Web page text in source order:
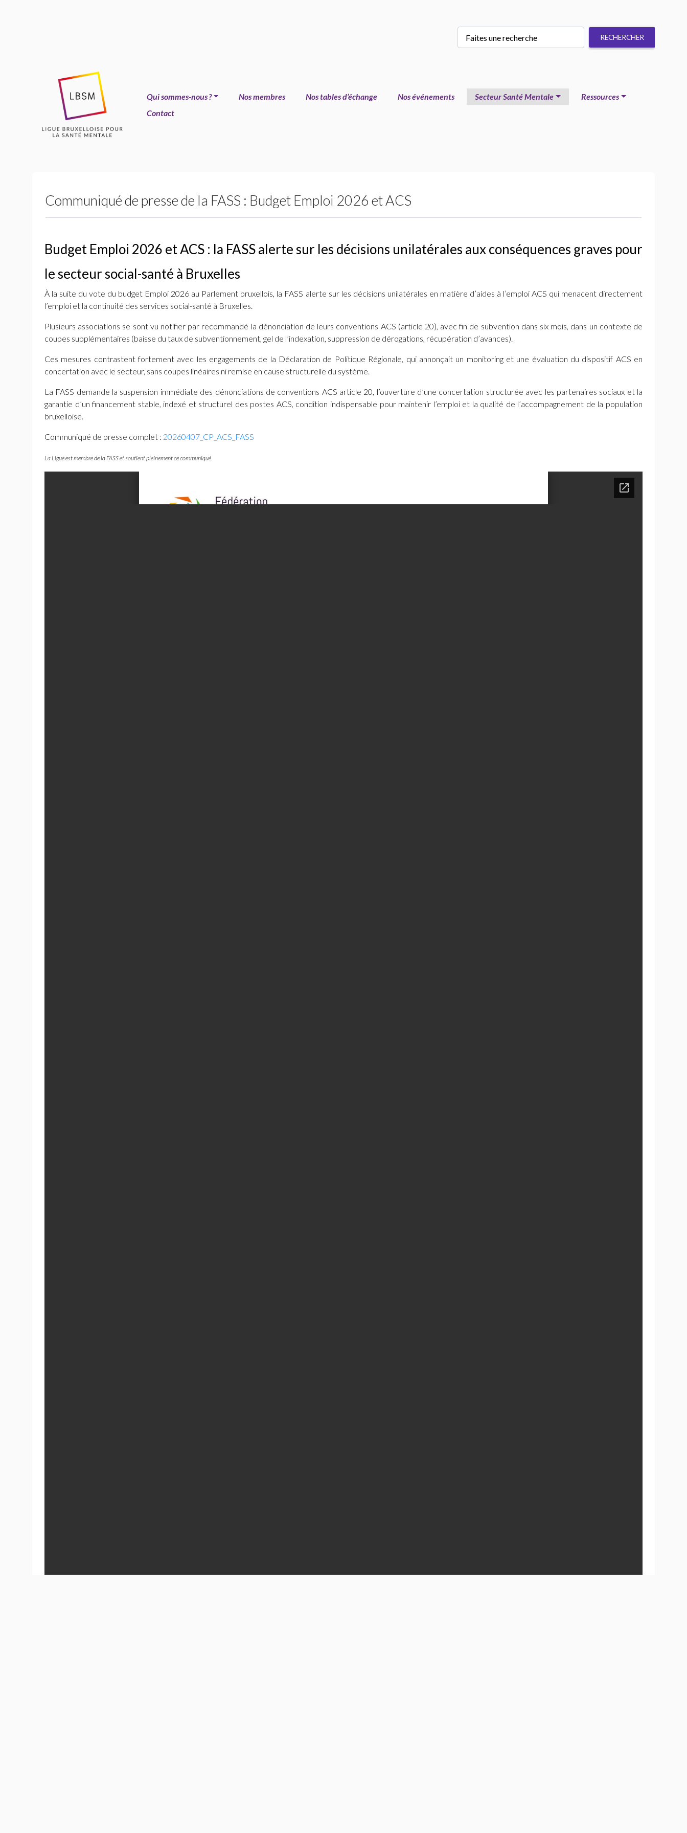
Qui sommes-nous? Nos membres Nos tables d’échange Nos événements Secteur Santé Mentale
Ressources
Contact
Communiqué de presse de la FASS : Budget Emploi 2026 etACS
Budget Emploi 2026 etACS : la FASSalerte sur les décisions unilatérales aux conséquences graves pour
le secteur social-santé à Bruxelles
À la suite du vote du budget Emploi 2026 au Parlement bruxellois, la FASS alerte sur les décisions unilatérales en matière d’aides à l’emploi ACS qui menacent directement
l’emploi et la continuité des services social-santé à Bruxelles.
Plusieurs associations se sont vu notifier par recommandé la dénonciation de leurs conventions ACS (article 20), avec fin de subvention dans six mois, dans un contexte de
coupes supplémentaires (baisse du taux de subventionnement, gel de l’indexation, suppression de dérogations, récupération d’avances).
Ces mesures contrastent fortement avec les engagements de la Déclaration de Politique Régionale, qui annonçait un monitoring et une évaluation du dispositif ACS en
concertation avec le secteur, sans coupes linéaires ni remise en cause structurelle du système.
La FASS demande la suspension immédiate des dénonciations de conventions ACS article 20, l’ouverture d’une concertation structurée avec les partenaires sociaux et la
garantie d’un financement stable, indexé et structurel des postes ACS , condition indispensable pour maintenir l’emploi et la qualité de l’accompagnement de la population
bruxelloise.
Communiqué de presse complet : 20260407_CP_ACS_FASS
La Ligue est membre de la FASSet soutient pleinement ce communiqué.